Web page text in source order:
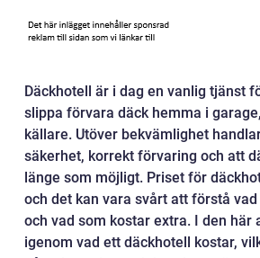
Däckhotell är i dag en vanlig tjänst
slippa förvara däck hemma i
källare. Utöver bekvämlighet
säkerhet, korrekt förvaring och att
länge som möjligt. Priset för
och det kan vara svårt att förstå
och vad som kostar extra. I den här
igenom vad ett däckhotell kostar,